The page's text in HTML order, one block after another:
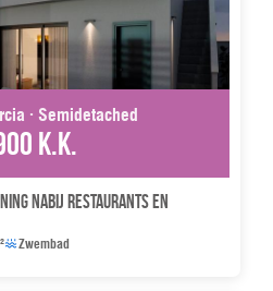
· Semidetached
k.k.
nabij restaurants en
Zwembad